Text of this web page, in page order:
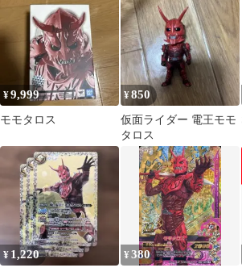
ニオンアリーナ UNION
ARENA ユニアリ
¥9,999
モモタロス
¥850
仮面ライダー 電王モモ
タロス
¥ 1,220 ¥380